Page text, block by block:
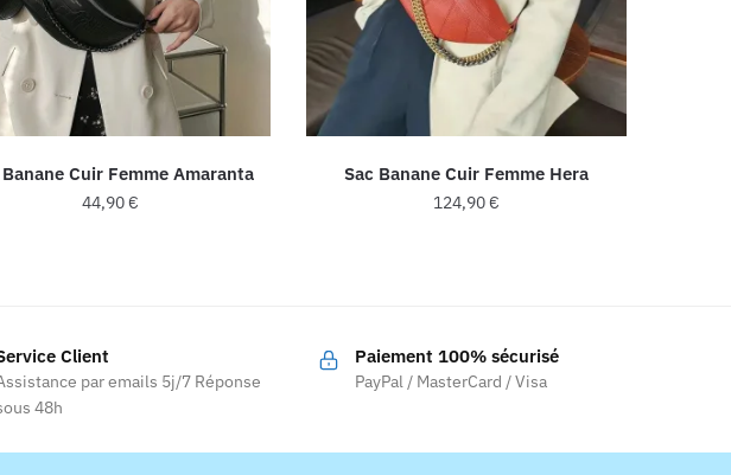
Cuir Femme Amaranta
44,90€
peuvent
Sac Banane Cuir Femme Hera
124,90€
variations.
peuvent
Client
par emails 5j/7 Réponse
48h
Paiement 100% sécurisé
PayPal / MasterCard / Visa